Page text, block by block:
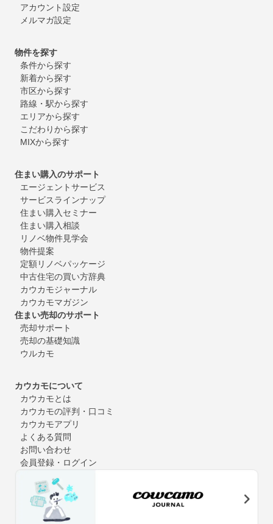
アカウント設定
メルマガ設定
物件を探す
条件から探す
新着から探す
市区から探す
路線・駅から探す
エリアから探す
こだわりから探す
MIXから探す
住まい購入のサポート
エージェントサービス
サービスラインナップ
住まい購入セミナー
住まい購入相談
リノベ物件見学会
物件提案
定額リノベパッケージ
中古住宅の買い方辞典
カウカモジャーナル
カウカモマガジン
住まい売却のサポート
売却サポート
売却の基礎知識
ウルカモ
カウカモについて
カウカモとは
カウカモの評判・口コミ
カウカモアプリ
よくある質問
お問い合わせ
会員登録・ログイン